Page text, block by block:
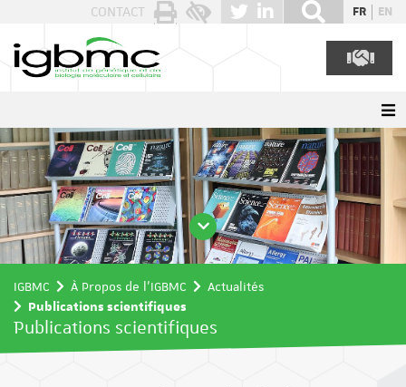
CONTACT FR EN
IGBMC À Propos de l'IGBMC
Actualités
Publications scientifiques
Publications scientifiques
Panneau de gestion des cookies